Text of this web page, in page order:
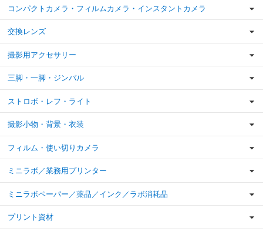
コンパクトカメラ・フィルムカメラ・インスタントカメラ
交換レンズ
撮影用アクセサリー
三脚・一脚・ジンバル
ストロボ・レフ・ライト
撮影小物・背景・衣装
フィルム・使い切りカメラ
ミニラボ／業務用プリンター
ミニラボペーパー／薬品／インク／ラボ消耗品
プリント資材